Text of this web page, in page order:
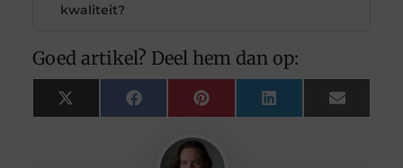
kwaliteit?
Goed artikel? Deel hem dan op:
X
(Twitter)
FacebookPinterest LinkedIn Email